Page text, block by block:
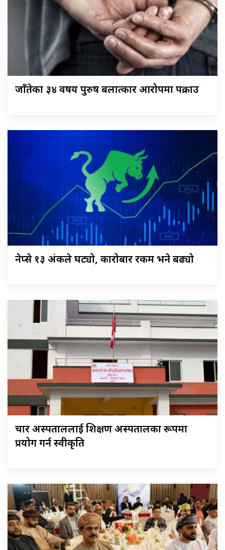
जाँतेका ३४ वर्षीय पुरुष बलात्कार आरोपमा पक्राउ
नेप्से १३ अंकले घट्यो, कारोबार रकम भने बढ्यो
चार अस्पताललाई शिक्षण अस्पतालका रूपमा
प्रयोग गर्न स्वीकृति